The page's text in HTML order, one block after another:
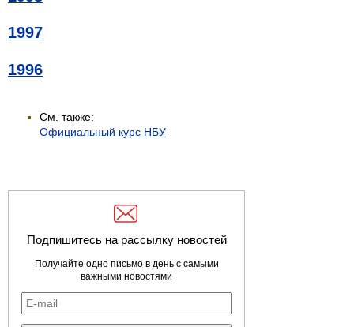
1997
1996
См. также:
Официальный курс НБУ
Подпишитесь на рассылку новостей
Получайте одно письмо в день с самыми
важными новостями